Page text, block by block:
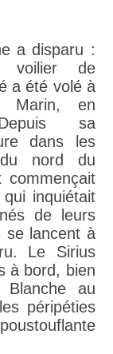
a disparu :
voilier de
a été volé à
Marin, en
sa
dans les
nord du
commençait
qui inquiétait
de leurs
se lancent à
Le Sirius
à bord, bien
Blanche au
péripéties